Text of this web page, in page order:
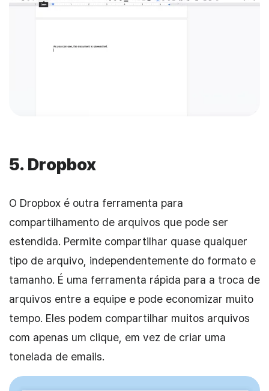
5. Dropbox
O Dropbox é outra ferramenta para
compartilhamento de arquivos que pode ser
estendida. Permite compartilhar quase qualquer
tipo de arquivo, independentemente do formato e
tamanho. É uma ferramenta rápida para a troca de
arquivos entre a equipe e pode economizar muito
tempo. Eles podem compartilhar muitos arquivos
com apenas um clique, em vez de criar uma
tonelada de emails.